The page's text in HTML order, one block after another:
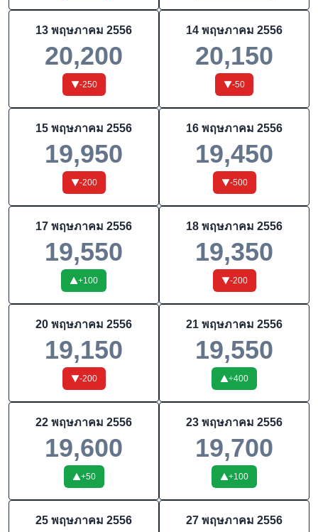
13 พฤษภาคม 2556
20,200
-250
14 พฤษภาคม 2556
20,150
-50
15 พฤษภาคม 2556
19,950
-200
16 พฤษภาคม 2556
19,450
-500
17 พฤษภาคม 2556
19,550
+100
18 พฤษภาคม 2556
19,350
-200
20 พฤษภาคม 2556
19,150
-200
21 พฤษภาคม 2556
19,550
+400
22 พฤษภาคม 2556
19,600
+50
23 พฤษภาคม 2556
19,700
+100
25 พฤษภาคม 2556 27 พฤษภาคม 2556